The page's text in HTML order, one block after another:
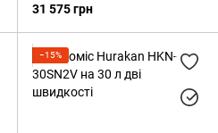
31 575 грн
−15%